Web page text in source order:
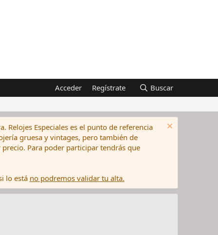
Acceder Regístrate Buscar
Relojes Especiales es el punto de referencia
gruesa y vintages, pero también de
Para poder participar tendrás que
lo está no podremos validar tu alta.